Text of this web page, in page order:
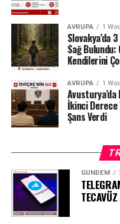
AVRUPA 1
Slovakya’da
Sağ
Kendilerini
AVRUPA 1
İkinci Derece
Şans Verdi
GÜNDEM